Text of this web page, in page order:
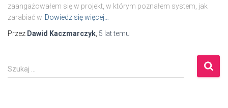
zaangażowałem się w projekt, w którym poznałem system, jak
zarabiać w Dowiedz się więcej…
Przez Dawid Kaczmarczyk 5 lattemu
S
z
Szukaj …